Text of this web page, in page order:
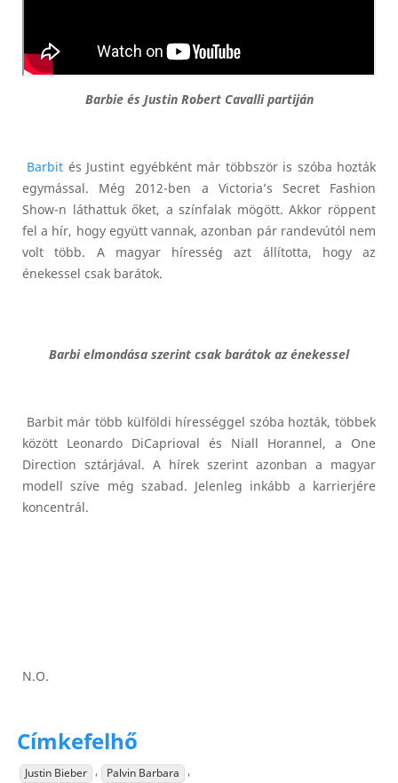
Barbie és Justin Robert Cavalli partiján
Barbit és Justint egyébként már többször is szóba hozták
egymással. Még 2012-ben a Victoria’s Secret Fashion
Show-n láthattuk őket, a színfalak mögött. Akkor röppent
fel a hír, hogy együtt vannak, azonban pár randevútól nem
volt több. A magyar híresség azt állította, hogy az
énekessel csak barátok.
Barbi elmondása szerint csak barátok az énekessel
Barbit már több külföldi hírességgel szóba hozták, többek
között Leonardo DiCaprioval és Niall Horannel, a One
Direction sztárjával. A hírek szerint azonban a magyar
modell szíve még szabad. Jelenleg inkább a karrierjére
koncentrál.
N.O.
Címkefelhő
Justin Bieber , Palvin Barbara ,